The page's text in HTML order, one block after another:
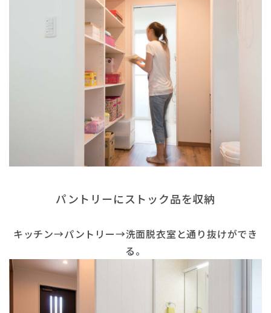
パントリーにストック品を収納
キッチン→パントリー→洗面脱衣室と通り抜けができ
る。